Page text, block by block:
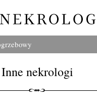
Inne nekrologi